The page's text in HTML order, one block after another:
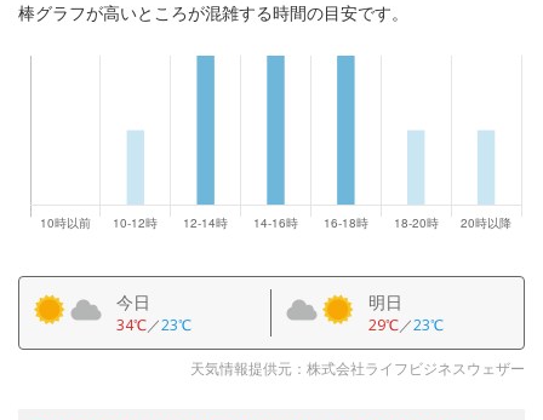
棒グラフが高いところが混雑する時間の目安です。
今日
34℃／23℃
明日
29℃／23℃
天気情報提供元：株式会社ライフビジネスウェザー